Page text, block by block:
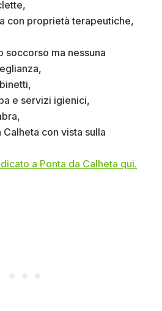
con proprietà terapeutiche,
soccorso ma nessuna
e servizi igienici,
Calheta con vista sulla
a Ponta da Calheta qui.